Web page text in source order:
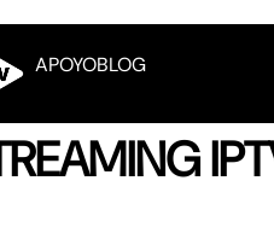
APOYOBLOG